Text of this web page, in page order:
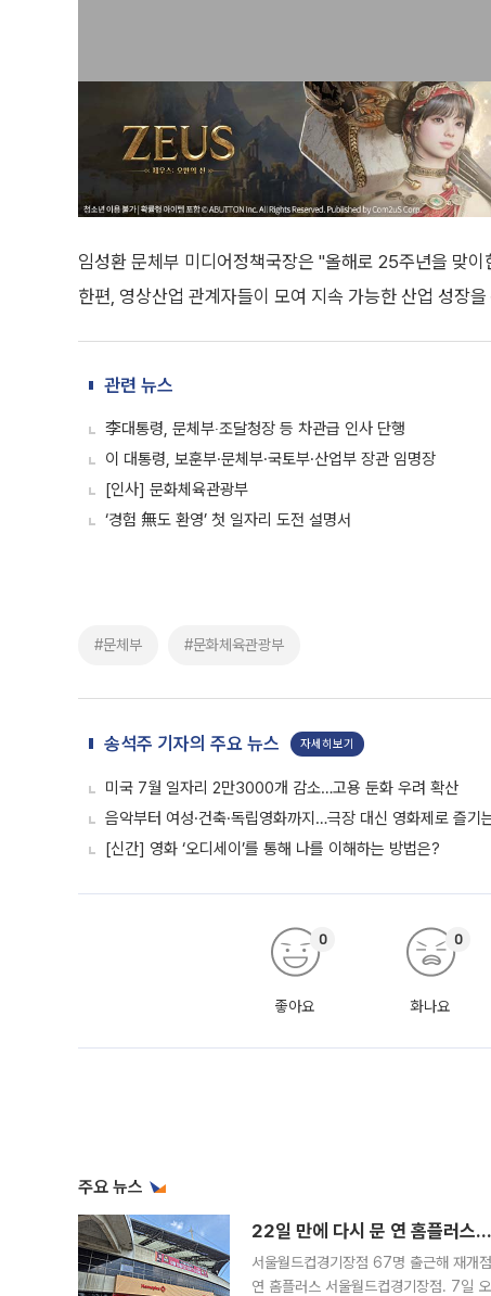
임성환 문체부 미디어정책국장은 "올해로 25주년을 맞
한편, 영상산업 관계자들이 모여 지속 가능한 산업 성장
관련 뉴스
李대통령, 문체부‧조달청장 등 차관급 인사 단행
이 대통령, 보훈부·문체부·국토부·산업부 장관 임명장
[인사] 문화체육관광부
‘경험 無도 환영’ 첫 일자리 도전 설명서
#문체부 #문화체육관광부
송석주 기자의 주요 뉴스 자세히보기
미국 7월 일자리 2만3000개 감소…고용 둔화 우려 확산
음악부터 여성·건축·독립영화까지…극장 대신 영화제로 즐기
[신간] 영화 ‘오디세이’를 통해 나를 이해하는 방법은?
좋아요
0
화나요
0
주요 뉴스
22일 만에 다시 문 연 홈플러스
서울월드컵경기장점 67명 출근해 재개
연 홈플러스 서울월드컵경기장점. 7일